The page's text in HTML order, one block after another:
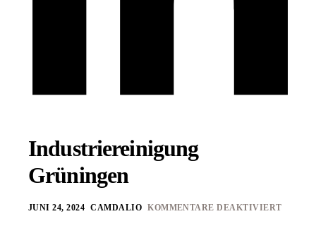
Industriereinigung
Grüningen
JUNI 24, 2024 CAMDALIO KOMMENTARE DEAKTIVIERT